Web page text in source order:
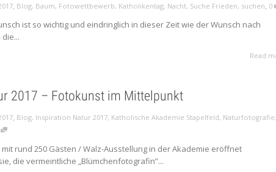
, Blog, Baum, Fotowettbewerb, Katholikentag, Nacht, Suche Frieden, suchen, 0
ist so wichtig und eindringlich in dieser Zeit wie der Wunsch nach
Read
2017 – Fotokunst im Mittelpunkt
, Blog, Inspiration Natur 2017, Katholische Akademie Stapelfeld, Naturfotografie,
rund 250 Gästen / Walz-Ausstellung in der Akademie eröffnet
die vermeintliche „Blümchenfotografin”...